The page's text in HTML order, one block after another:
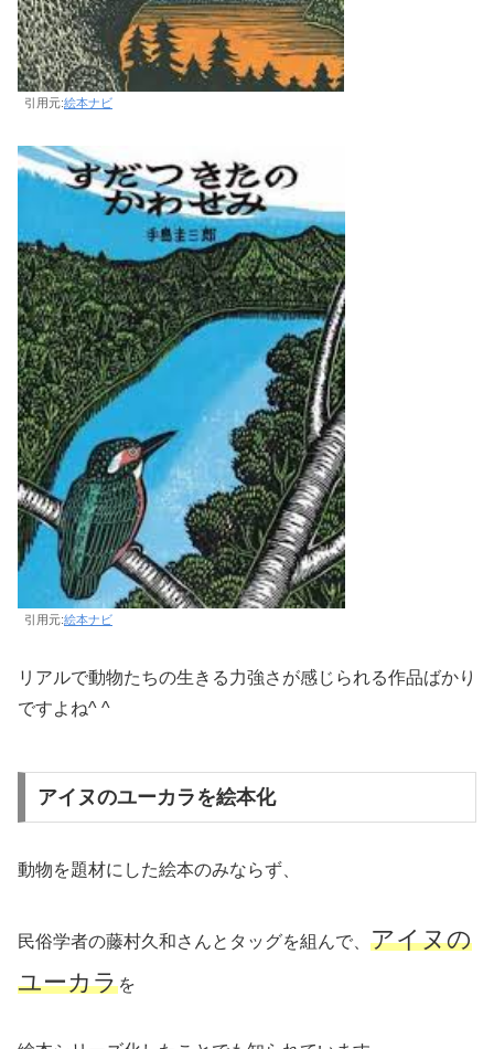
引用元:絵本ナビ
引用元:絵本ナビ
リアルで動物たちの生きる力強さが感じられる作品ばかり
ですよね^ ^
アイヌのユーカラを絵本化
動物を題材にした絵本のみならず、
民俗学者の藤村久和さんとタッグを組んで、 アイヌの
ユーカラを